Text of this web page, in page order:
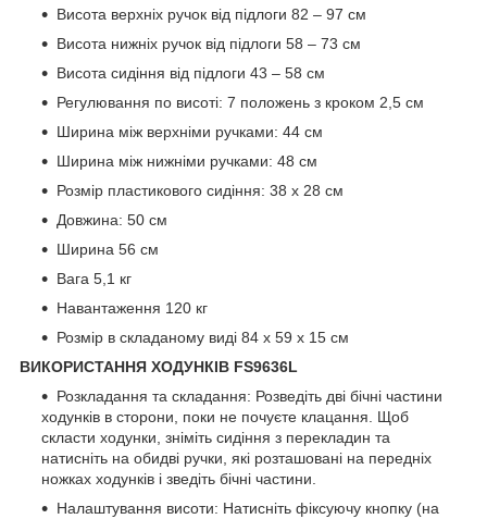
Висота верхніх ручок від підлоги 82 – 97 см
Висота нижніх ручок від підлоги 58 – 73 см
Висота сидіння від підлоги 43 – 58 см
Регулювання по висоті: 7 положень з кроком 2,5 см
Ширина між верхніми ручками: 44 см
Ширина між нижніми ручками: 48 см
Розмір пластикового сидіння: 38 х 28 см
Довжина: 50 см
Ширина 56 см
Вага 5,1 кг
Навантаження 120 кг
Розмір в складаному виді 84 х 59 х 15 см
ВИКОРИСТАННЯ ХОДУНКІВ FS9636L
Розкладання та складання: Розведіть дві бічні частини
ходунків в сторони, поки не почуєте клацання. Щоб
скласти ходунки, зніміть сидіння з перекладин та
натисніть на обидві ручки, які розташовані на передніх
ножках ходунків і зведіть бічні частини.
Налаштування висоти: Натисніть фіксуючу кнопку (на